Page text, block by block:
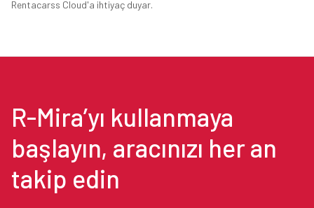
Rentacarss Cloud'a ihtiyaç duyar.
R-Mira’yı kullanmaya
başlayın, aracınızı her an
takip edin